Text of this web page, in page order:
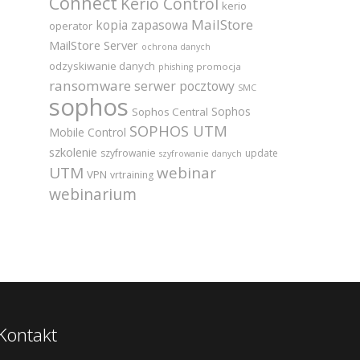
kerio
operator kopia zapasowa MailStore
MailStore Server ochrona danych
odzyskiwanie danych phishing promocja
ransomware serwer pocztowy SMC
sophos Sophos Central Sophos
Mobile Control SOPHOS UTM
szkolenie szyfrowanie szyfrowanie danych update
UTM VPN vrtraining webinar
webinarium